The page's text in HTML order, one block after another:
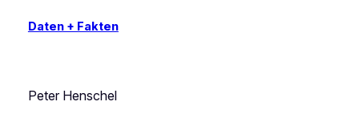
Daten + Fakten
Peter Henschel